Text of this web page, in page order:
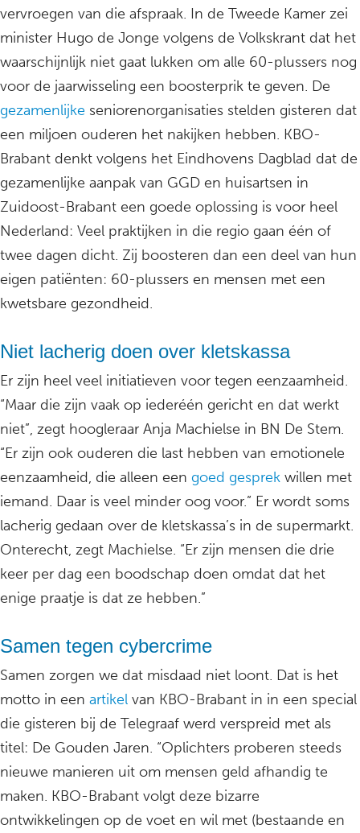
vervroegen van die afspraak. In de Tweede Kamer zei
minister Hugo de Jonge volgens de Volkskrant dat het
waarschijnlijk niet gaat lukken om alle 60-plussers nog
voor de jaarwisseling een boosterprik te geven. De
gezamenlijke seniorenorganisaties stelden gisteren dat
een miljoen ouderen het nakijken hebben. KBO-
Brabant denkt volgens het Eindhovens Dagblad dat de
gezamenlijke aanpak van GGD en huisartsen in
Zuidoost-Brabant een goede oplossing is voor heel
Nederland: Veel praktijken in die regio gaan één of
twee dagen dicht. Zij boosteren dan een deel van hun
eigen patiënten: 60-plussers en mensen met een
kwetsbare gezondheid.
Niet lacherig doen over kletskassa
Er zijn heel veel initiatieven voor tegen eenzaamheid.
“Maar die zijn vaak op iederéén gericht en dat werkt
niet”, zegt hoogleraar Anja Machielse in BN De Stem.
“Er zijn ook ouderen die last hebben van emotionele
eenzaamheid, die alleen een goed gesprek willen met
iemand. Daar is veel minder oog voor.” Er wordt soms
lacherig gedaan over de kletskassa’s in de supermarkt.
Onterecht, zegt Machielse. “Er zijn mensen die drie
keer per dag een boodschap doen omdat dat het
enige praatje is dat ze hebben.”
Samen tegen cybercrime
Samen zorgen we dat misdaad niet loont. Dat is het
motto in een artikel van KBO-Brabant in in een special
die gisteren bij de Telegraaf werd verspreid met als
titel: De Gouden Jaren. “Oplichters proberen steeds
nieuwe manieren uit om mensen geld afhandig te
maken. KBO-Brabant volgt deze bizarre
ontwikkelingen op de voet en wil met (bestaande en